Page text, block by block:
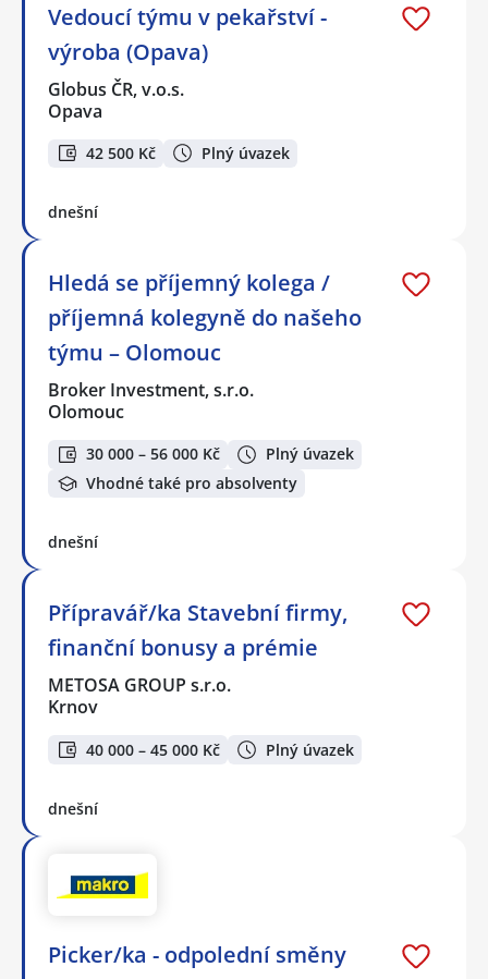
Vedoucí týmu v pekařství -
výroba (Opava)
Globus ČR, v.o.s.
Opava
42 500 Kč Plný úvazek
dnešní
Hledá se příjemný kolega /
příjemná kolegyně do našeho
týmu – Olomouc
Broker Investment, s.r.o.
Olomouc
30 000 – 56 000 Kč
Plný úvazek
Vhodné také pro absolventy
dnešní
Přípravář/ka Stavební firmy,
finanční bonusy a prémie
METOSA GROUP s.r.o.
Krnov
40 000 – 45 000 Kč Plný úvazek
dnešní
Picker/ka - odpolední směny